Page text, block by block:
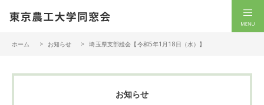
ホーム お知らせ 埼玉県支部総会【令和5年1月18日（水）】
お知らせ